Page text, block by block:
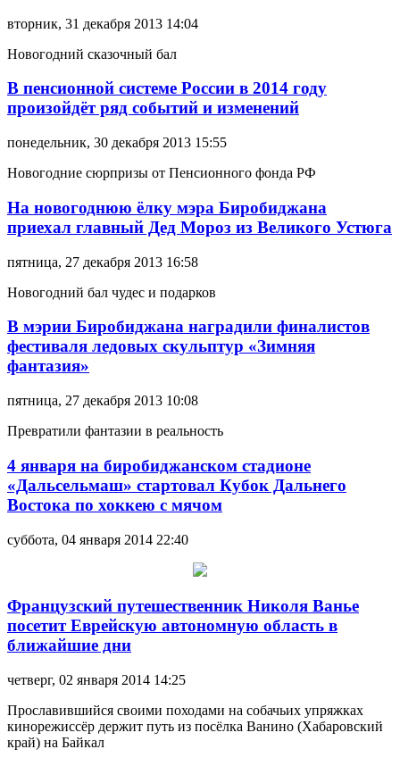
вторник, 31 декабря 2013 14:04
Новогодний сказочный бал
В пенсионной системе России в 2014 году
произойдёт ряд событий и изменений
понедельник, 30 декабря 2013 15:55
Новогодние сюрпризы от Пенсионного фонда РФ
На новогоднюю ёлку мэра Биробиджана
приехал главный Дед Мороз из Великого Устюга
пятница, 27 декабря 2013 16:58
Новогодний бал чудес и подарков
В мэрии Биробиджана наградили финалистов
фестиваля ледовых скульптур «Зимняя
фантазия»
пятница, 27 декабря 2013 10:08
Превратили фантазии в реальность
4 января на биробиджанском стадионе
«Дальсельмаш» стартовал Кубок Дальнего
Востока по хоккею с мячом
суббота, 04 января 2014 22:40
Французский путешественник Николя Ванье
посетит Еврейскую автономную область в
ближайшие дни
четверг, 02 января 2014 14:25
Прославившийся своими походами на собачьих упряжках
кинорежиссёр держит путь из посёлка Ванино (Хабаровский
край) на Байкал